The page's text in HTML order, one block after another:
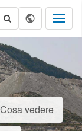
Cosa vedere